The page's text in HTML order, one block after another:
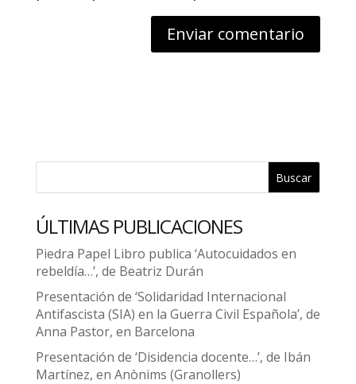
Buscar
ÚLTIMAS PUBLICACIONES
Piedra Papel Libro publica ‘Autocuidados en
rebeldía…’, de Beatriz Durán
Presentación de ‘Solidaridad Internacional
Antifascista (SIA) en la Guerra Civil Española’, de
Anna Pastor, en Barcelona
Presentación de ‘Disidencia docente…’, de Ibán
Martínez, en Anònims (Granollers)